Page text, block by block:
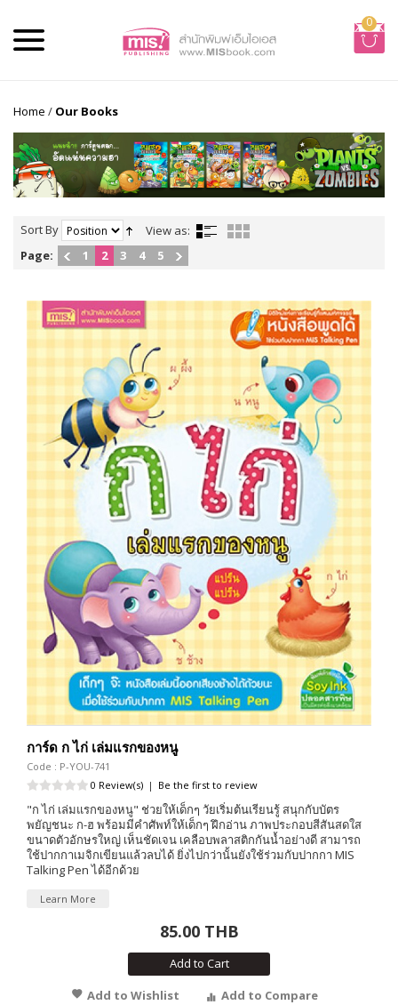
0
Home / Our Books
Sort By
View as:
Page:
1 2 3 4 5
การ์ด ก ไก่ เล่มแรกของหนู
Code : P-YOU-741
0 Review(s) | Be the first to review
"ก ไก่ เล่มแรกของหนู" ช่วยให้เด็กๆ วัยเริ่มต้นเรียนรู้ สนุกกับบัตร
พยัญชนะ ก-ฮ พร้อมมีคำศัพท์ให้เด็กๆ ฝึกอ่าน ภาพประกอบสีสันสดใส
ขนาดตัวอักษรใหญ่ เห็นชัดเจน เคลือบพลาสติกกันน้ำอย่างดี สามารถ
ใช้ปากกาเมจิกเขียนแล้วลบได้ ยิ่งไปกว่านั้นยังใช้ร่วมกับปากกา MIS
Talking Pen ได้อีกด้วย
Learn More
85.00 THB
Add to Cart
Add to Wishlist
Add to Compare